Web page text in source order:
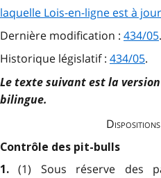
laquelle Lois-en-ligne est à jour
Dernière modification : 434/05.
Historique législatif : 434/05.
Le texte suivant est la
bilingue.
Contrôle des pit-bulls
1.(1) Sous réserve des